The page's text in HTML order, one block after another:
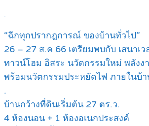
.
“ฉีกทุกปรากฎการณ์ ของบ้านทั่วไป”
26 – 27 ส.ค 66 เตรียมพบกับ เสนาเ
ทาวน์โฮม อิสระ นวัตกรรมใหม่ พลังง
พร้อมนวัตกรรมประหยัดไฟ ภายในบ้
.
บ้านกว้างที่ดินเริ่มต้น 27 ตร.ว.
4 ห้องนอน + 1 ห้องอเนกประสงค์